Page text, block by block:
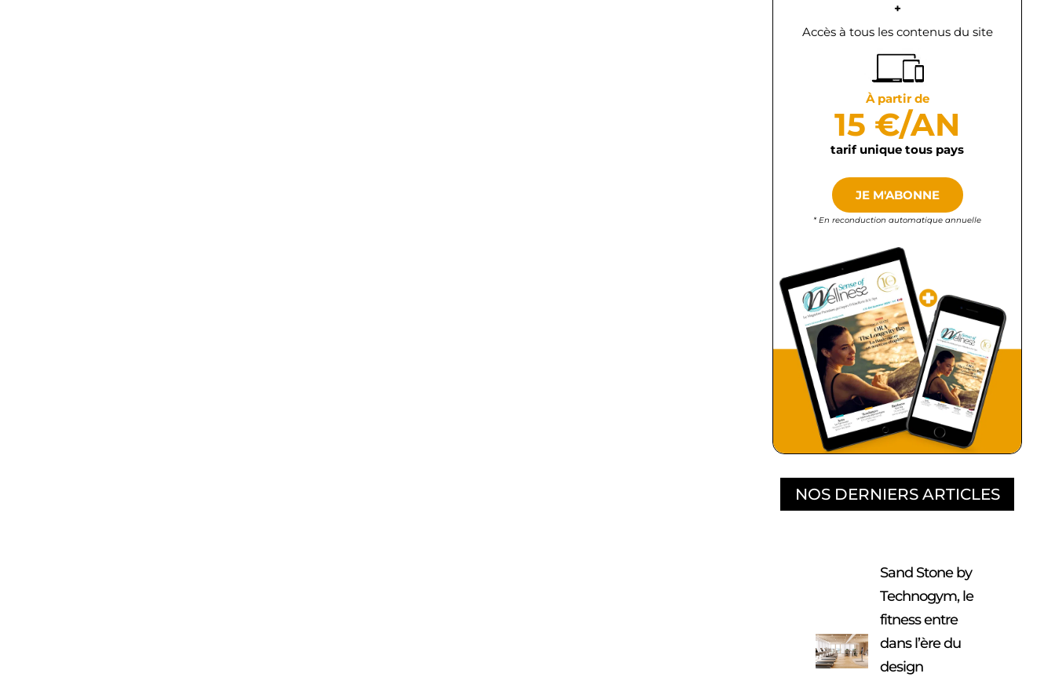
+
Accès à tous les contenus du site
À partir de
15 €/AN
tarif unique tous pays
JE M'ABONNE
* En reconduction automatique annuelle
NOS DERNIERS ARTICLES
Sand Stone by
Technogym, le
fitness entre
dans l’ère du
design